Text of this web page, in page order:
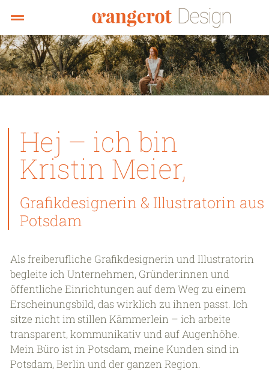
Hej – ich bin
Kristin Meier,
Grafikdesignerin & Illustratorin aus
Potsdam
Als freiberufliche Grafikdesignerin und Illustratorin
begleite ich Unternehmen, Gründer:innen und
öffentliche Einrichtungen auf dem Weg zu einem
Erscheinungsbild, das wirklich zu ihnen passt. Ich
sitze nicht im stillen Kämmerlein – ich arbeite
transparent, kommunikativ und auf Augenhöhe.
Mein Büro ist in Potsdam, meine Kunden sind in
Potsdam, Berlin und der ganzen Region.